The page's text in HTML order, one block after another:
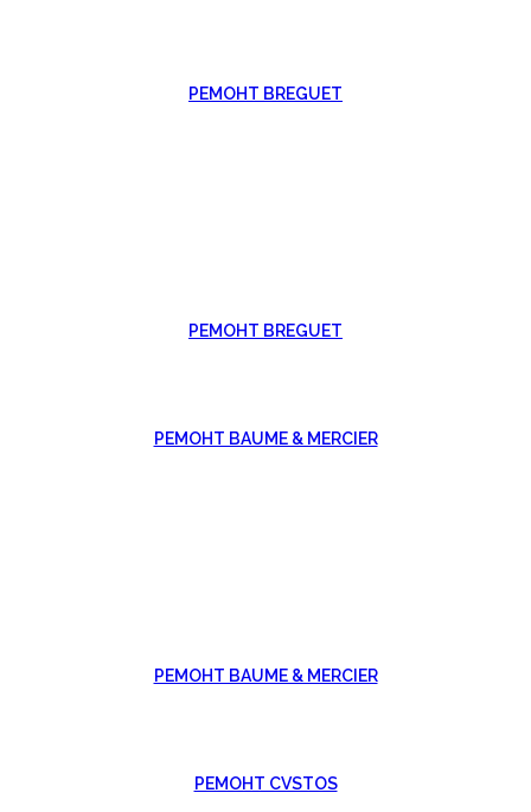
РЕМОНТ BREGUET
РЕМОНТ BREGUET
РЕМОНТ BAUME & MERCIER
РЕМОНТ BAUME & MERCIER
РЕМОНТ CVSTOS